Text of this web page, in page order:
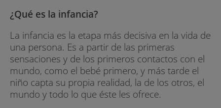
¿Qué es la infancia?
La infancia es la etapa más decisiva en la vida de
una persona. Es a partir de las primeras
sensaciones y de los primeros contactos con el
mundo, como el bebé primero, y más tarde el
niño capta su propia realidad, la de los otros, el
mundo y todo lo que éste les ofrece.